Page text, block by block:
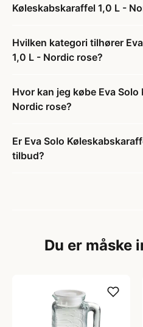
Køleskabskaraffel 1,0 L -
Hvilken kategori tilhører
1,0 L - Nordic rose?
Hvor kan jeg købe Eva
Nordic rose?
Er Eva Solo
tilbud?
Du er måske